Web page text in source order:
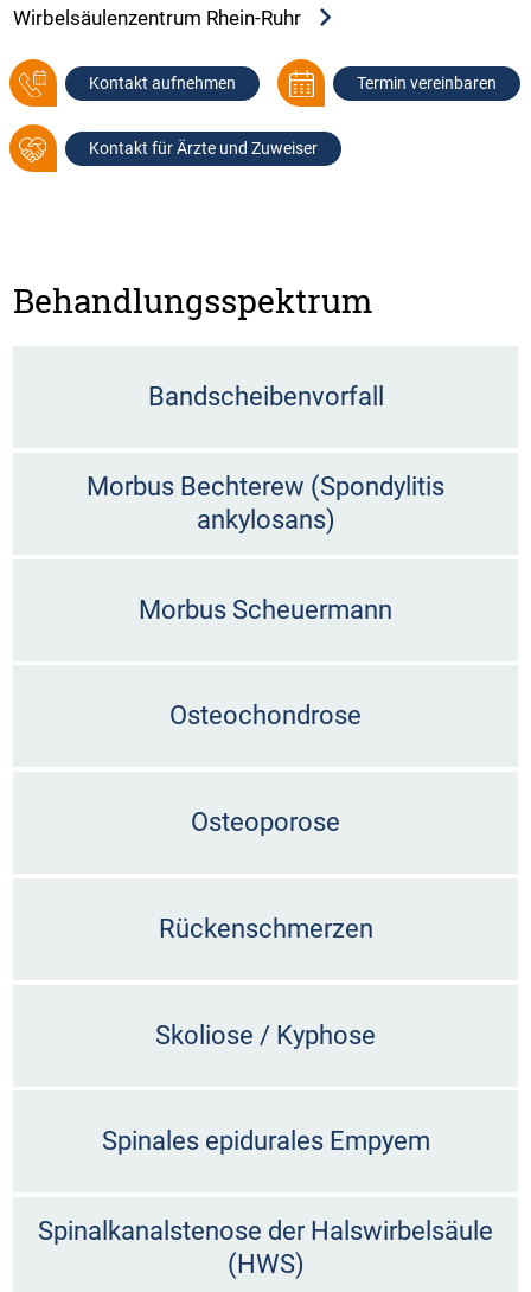
Wirbelsäulenzentrum Rhein-Ruhr
Kontakt aufnehmen Termin vereinbaren
Kontakt für Ärzte und Zuweiser
Behandlungsspektrum
Bandscheibenvorfall
Morbus Bechterew (Spondylitis
ankylosans)
Morbus Scheuermann
Osteochondrose
Osteoporose
Rückenschmerzen
Skoliose / Kyphose
Spinales epidurales Empyem
Spinalkanalstenose der Halswirbelsäule
(HWS)